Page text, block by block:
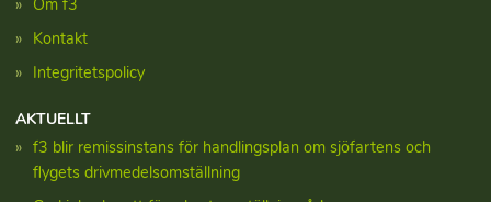
Om f3
Kontakt
Integritetspolicy
AKTUELLT
f3 blir remissinstans för handlingsplan om sjöfartens och
flygets drivmedelsomställning